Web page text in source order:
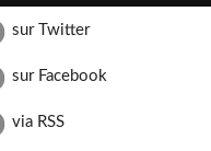
sur Twitter
sur Facebook
via RSS